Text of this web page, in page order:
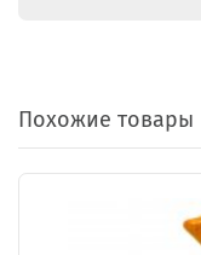
Похожие товары